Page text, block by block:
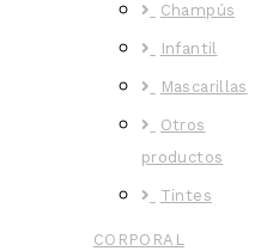
Champús
Infantil
Mascarillas
Otros
productos
Tintes
CORPORAL